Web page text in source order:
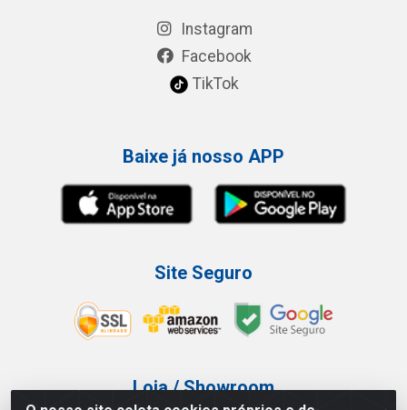
Instagram
Facebook
TikTok
Baixe já nosso APP
Site Seguro
Loja / Showroom